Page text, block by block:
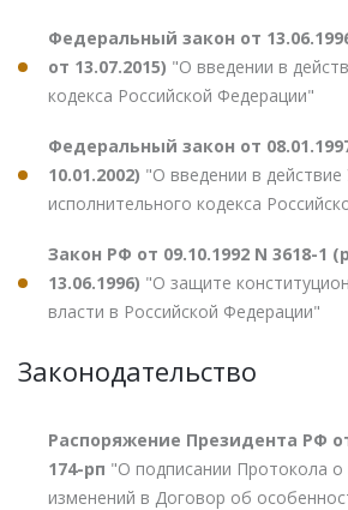
Федеральный закон от
от 13.07.2015) "О введении в
кодекса Российской Федерации"
Федеральный закон от
10.01.2002) "О введении в действие
исполнительного кодекса
Закон РФ от 09.10.1992 N 3618-1
13.06.1996) "О защите
власти в Российской Федерации"
Законодательство
Распоряжение Президента РФ
174-рп "О подписании Протокола о
изменений в Договор об